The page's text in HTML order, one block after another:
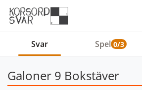
Svar Spel 0/3
Galoner 9 Bokstäver